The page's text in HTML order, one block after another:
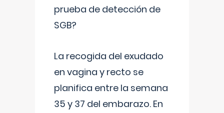
prueba de detección de
SGB?
La recogida del exudado
en vagina y recto se
planifica entre la semana
35 y 37 del embarazo. En